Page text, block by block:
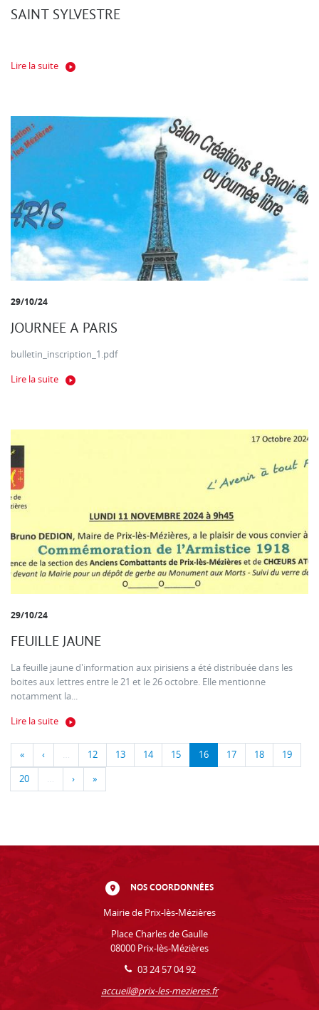
SAINT SYLVESTRE
Lire la suite
29/10/24
JOURNEE A PARIS
bulletin_inscription_1.pdf
Lire la suite
29/10/24
FEUILLE JAUNE
La feuille jaune d'information aux pirisiens a été distribuée dans les
boites aux lettres entre le 21 et le 26 octobre. Elle mentionne
notamment la...
Lire la suite
« ‹ … 12 13 14 15 16 17 18 19
20 … › »
NOS COORDONNÉES
Mairie de Prix-lès-Mézières
Place Charles de Gaulle
08000 Prix-lès-Mézières
03 24 57 04 92
accueil@prix-les-mezieres.fr